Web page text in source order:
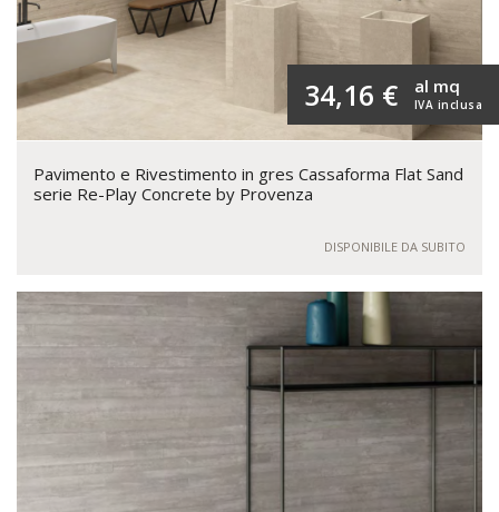
34,16 € IVA inclusa
al mq
Pavimento e Rivestimento in gres Cassaforma Flat Sand
serie Re-Play Concrete by Provenza
DISPONIBILE DA SUBITO